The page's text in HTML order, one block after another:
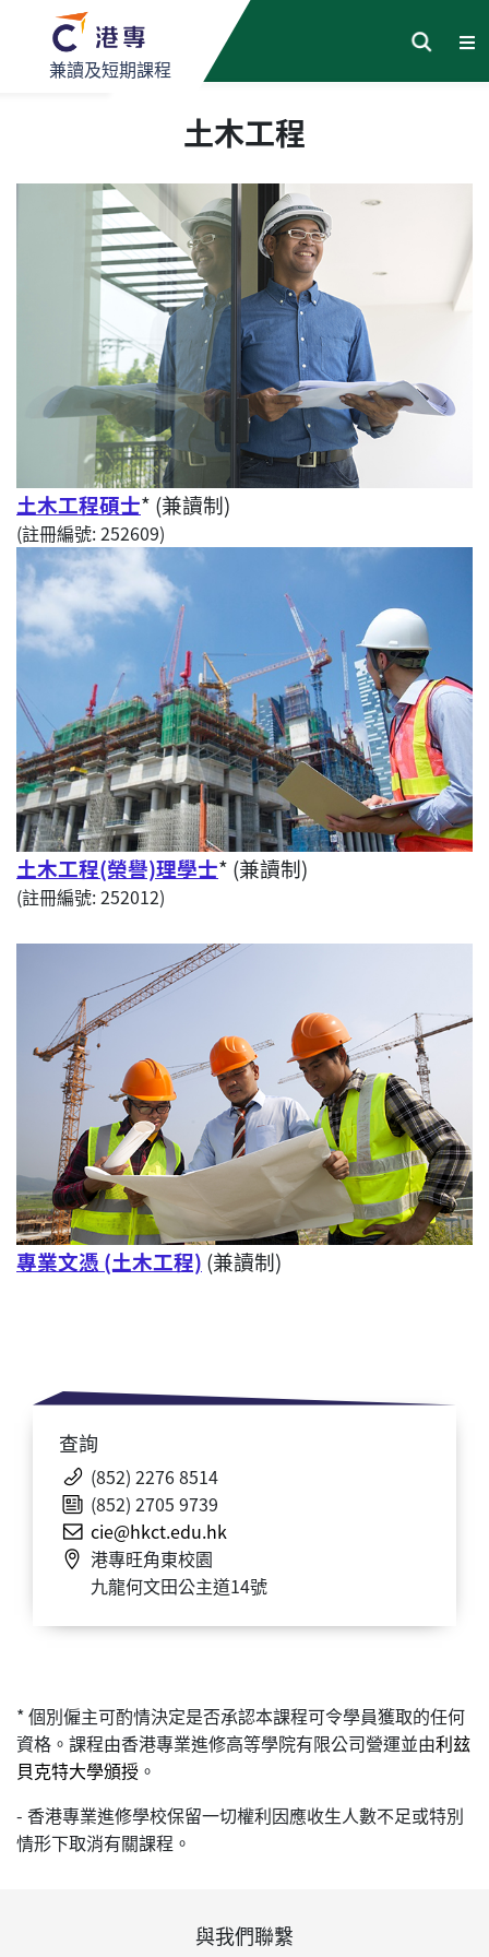
兼讀及短期課程
土木工程
土木工程碩士* (兼讀制)
(註冊編號: 252609)
土木工程(榮譽)理學士* (兼讀制)
(註冊編號: 252012)
專業文憑 (土木工程) (兼讀制)
查詢
(852) 2276 8514
(852) 2705 9739
cie@hkct.edu.hk
港專旺角東校園
九龍何文田公主道14號
* 個別僱主可酌情決定是否承認本課程可令學員獲取的任何
資格。課程由香港專業進修高等學院有限公司營運並由利玆
貝克特大學頒授 。
- 香港專業進修學校保留一切權利因應收生人數不足或特別
情形下取消有關課程。
與我們聯繫